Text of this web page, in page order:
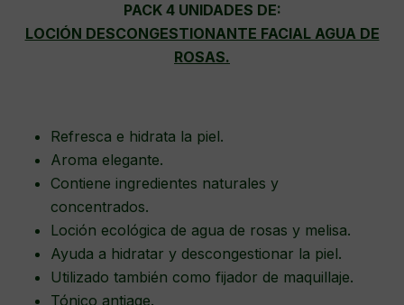
PACK 4 UNIDADES DE:
LOCIÓN DESCONGESTIONANTE FACIAL AGUA DE
ROSAS.
Refresca e hidrata la piel.
Aroma elegante.
Contiene ingredientes naturales y
concentrados.
Loción ecológica de agua de rosas y melisa.
Ayuda a hidratar y descongestionar la piel.
Utilizado también como fijador de maquillaje.
Tónico antiage.